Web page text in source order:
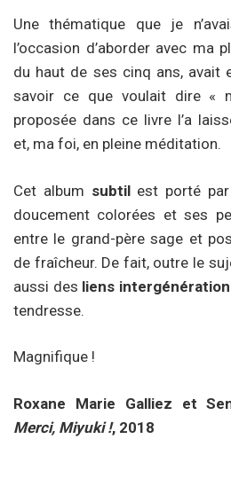
Une thématique que je
l’occasion d’aborder avec ma
du haut de ses cinq ans, avait
savoir ce que voulait dire «
proposée dans ce livre l’a
et, ma foi, en pleine méditation.
Cet album subtilest porté par
doucement colorées et ses
entre le grand-père sage et
de fraîcheur. De fait, outre le
aussi des liens
tendresse.
Magnifique !
Roxane Marie Galliez et
Merci, Miyuki !, 2018